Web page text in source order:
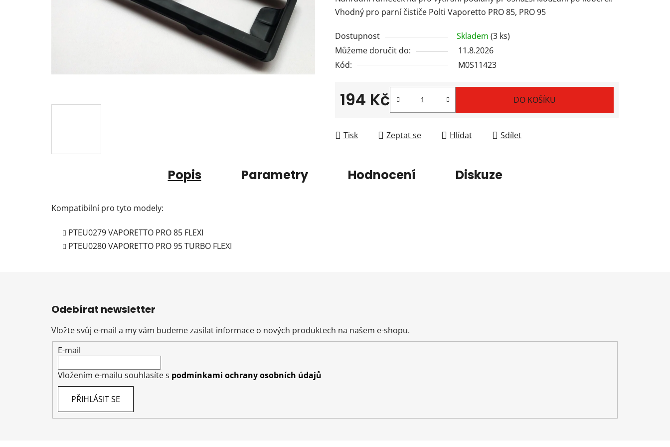
0,0
5
hvězdiček.
Vhodný pro parní čističe Polti Vaporetto PRO 85, PRO 95
Dostupnost Skladem (3 ks)
Můžeme doručit do:
11.8.2026
Kód:
M0S11423
194 Kč DO KOŠÍKU
Tisk Zeptat se Hlídat Sdílet
Popis Parametry Hodnocení Diskuze
Kompatibilní pro tyto modely:
PTEU0279 VAPORETTO PRO 85 FLEXI
PTEU0280 VAPORETTO PRO 95 TURBO FLEXI
Odebírat newsletter
Vložte svůj e-mail a my vám budeme zasílat informace o nových produktech na našem e-shopu.
E-mail
Vložením e-mailu souhlasíte s podmínkami ochrany osobních údajů
PŘIHLÁSIT SE